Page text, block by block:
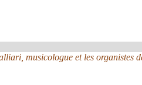
musicologue et les organistes